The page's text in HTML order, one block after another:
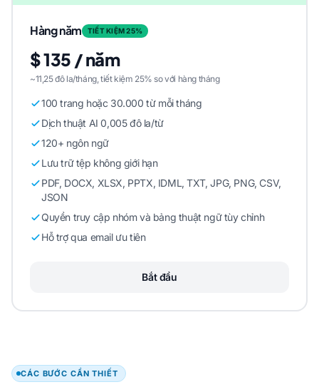
Hàng năm TIẾT KIỆM 25%
$ 135 / năm
~11,25 đô la/tháng, tiết kiệm 25% so với hàng tháng
100 trang hoặc 30.000 từ mỗi tháng
Dịch thuật AI 0,005 đô la/từ
120+ ngôn ngữ
Lưu trữ tệp không giới hạn
PDF, DOCX, XLSX, PPTX, IDML, TXT, JPG, PNG, CSV,
JSON
Quyền truy cập nhóm và bảng thuật ngữ tùy chỉnh
Hỗ trợ qua email ưu tiên
Bắt đầu
CÁC BƯỚC CẦN THIẾT